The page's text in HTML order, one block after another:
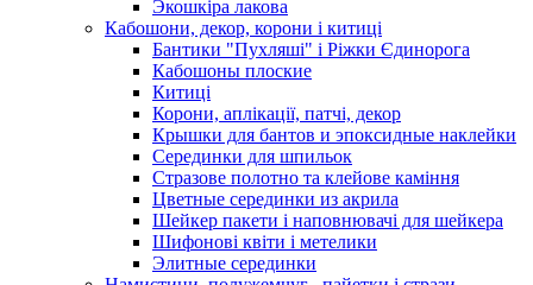
Экошкiра лакова
Кабошони, декор, корони і китиці
Бантики "Пухляші" і Ріжки Єдинорога
Кабошоны плоские
Китиці
Корони, аплікації, патчі, декор
Крышки для бантов и эпоксидные наклейки
Серединки для шпильок
Стразове полотно та клейове каміння
Цветные серединки из акрила
Шейкер пакети і наповнювачі для шейкера
Шифонові квіти і метелики
Элитные серединки